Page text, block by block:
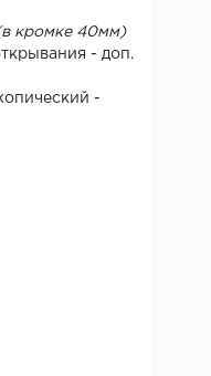
кромке 40мм)
- доп.
-